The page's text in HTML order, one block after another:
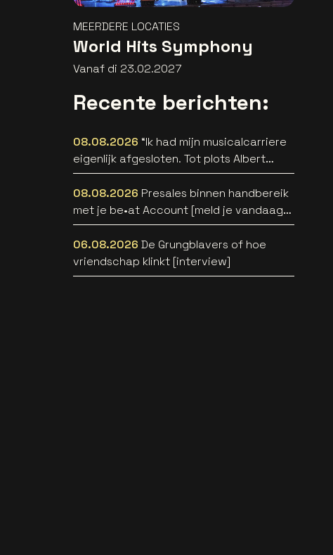
MEERDERE LOCATIES
World Hits Symphony
Vanaf di 23.02.2027
Recente berichten:
08.08.2026 “Ik had mijn musicalcarriere
eigenlijk afgesloten. Tot plots Albert
Verlinde belde” [interview]
08.08.2026 Presales binnen handbereik
met je be•at Account [meld je vandaag
aan]
06.08.2026 De Grungblavers of hoe
vriendschap klinkt [interview]